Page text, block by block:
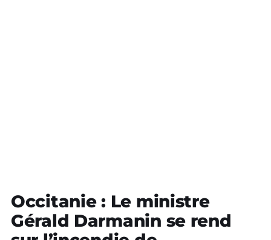
Occitanie : Le ministre
Gérald Darmanin se rend